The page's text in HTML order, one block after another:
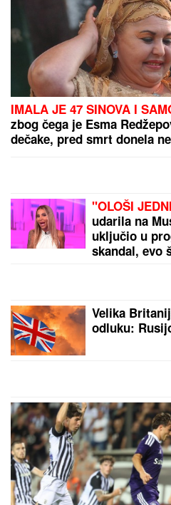
PODIGNUTA OPTUŽNICA
SINA (20)Planirali ubistvo
arsenal oružja, otkriven i
MNOGE OD
OBOŽAVATE
je Dino
"IMAO JE